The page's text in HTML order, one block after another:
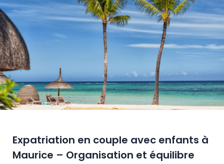
Expatriation en couple avec enfants à
Maurice – Organisation et équilibre